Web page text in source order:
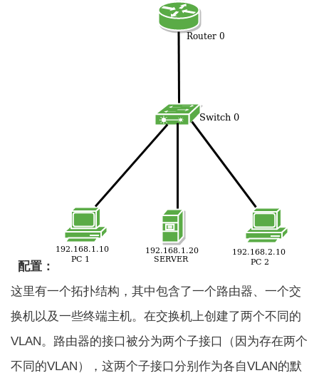
配置：
这里有一个拓扑结构，其中包含了一个路由器、一个交
换机以及一些终端主机。在交换机上创建了两个不同的
VLAN。路由器的接口被分为两个子接口（因为存在两个
不同的VLAN），这两个子接口分别作为各自VLAN的默